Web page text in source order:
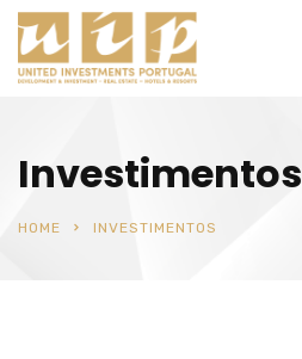
Investimentos
HOME INVESTIMENTOS